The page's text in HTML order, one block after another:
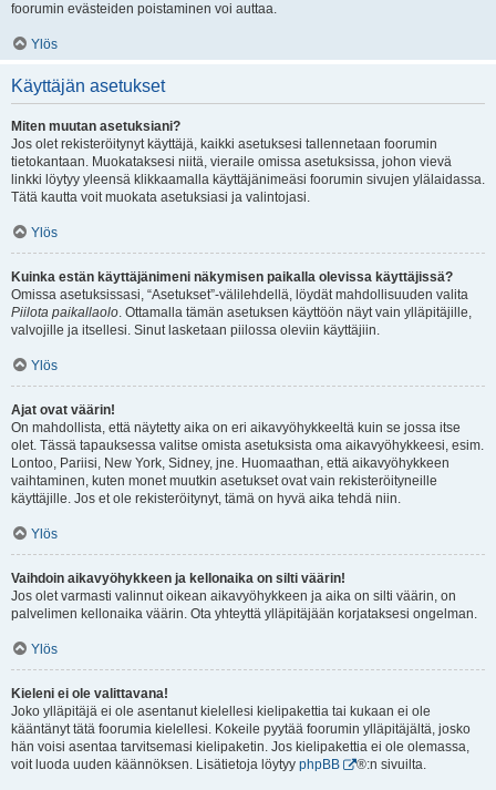
foorumin evästeiden poistaminen voi auttaa.
Ylös
Käyttäjän asetukset
Miten muutan asetuksiani?
Jos olet rekisteröitynyt käyttäjä, kaikki asetuksesi tallennetaan foorumin
tietokantaan. Muokataksesi niitä, vieraile omissa asetuksissa, johon vievä
linkki löytyy yleensä klikkaamalla käyttäjänimeäsi foorumin sivujen ylälaidassa.
Tätä kautta voit muokata asetuksiasi ja valintojasi.
Ylös
Kuinka estän käyttäjänimeni näkymisen paikalla olevissa käyttäjissä?
Omissa asetuksissasi, “Asetukset”-välilehdellä, löydät mahdollisuuden valita
Piilota paikallaolo. Ottamalla tämän asetuksen käyttöön näyt vain ylläpitäjille,
valvojille ja itsellesi. Sinut lasketaan piilossa oleviin käyttäjiin.
Ylös
Ajat ovat väärin!
On mahdollista, että näytetty aika on eri aikavyöhykkeeltä kuin se jossa itse
olet. Tässä tapauksessa valitse omista asetuksista oma aikavyöhykkeesi, esim.
Lontoo, Pariisi, New York, Sidney, jne. Huomaathan, että aikavyöhykkeen
vaihtaminen, kuten monet muutkin asetukset ovat vain rekisteröityneille
käyttäjille. Jos et ole rekisteröitynyt, tämä on hyvä aika tehdä niin.
Ylös
Vaihdoin aikavyöhykkeen ja kellonaika on silti väärin!
Jos olet varmasti valinnut oikean aikavyöhykkeen ja aika on silti väärin, on
palvelimen kellonaika väärin. Ota yhteyttä ylläpitäjään korjataksesi ongelman.
Ylös
Kieleni ei ole valittavana!
Joko ylläpitäjä ei ole asentanut kielellesi kielipakettia tai kukaan ei ole
kääntänyt tätä foorumia kielellesi. Kokeile pyytää foorumin ylläpitäjältä, josko
hän voisi asentaa tarvitsemasi kielipaketin. Jos kielipakettia ei ole olemassa,
voit luoda uuden käännöksen. Lisätietoja löytyy phpBB ®:n sivuilta.